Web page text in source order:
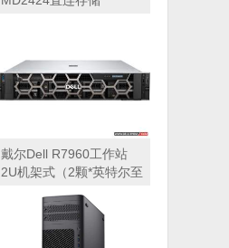
戴尔Dell R7960工作站
2U机架式（2颗*英特尔至
十四核心丨256GB 内存
丨1T固态硬盘+2块*8TB
硬盘丨2*RTX A6000